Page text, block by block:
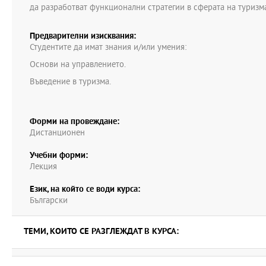
да разработват функционални стратегии в сферата на
Предварителни изисквания:
Студентите да имат знания и/или умения:
Основи на управлението.
Въведение в туризма.
Форми на провеждане:
Дистанционен
Учебни форми:
Лекция
Език, на който се води курса:
Български
ТЕМИ, КОИТО СЕ РАЗГЛЕЖДАТ В КУРСА: